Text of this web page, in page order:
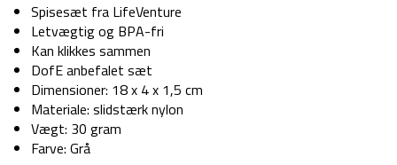
Spisesæt fra LifeVenture
Letvægtig og BPA-fri
Kan klikkes sammen
DofE anbefalet sæt
Dimensioner: 18 x 4 x 1,5 cm
Materiale: slidstærk nylon
Vægt: 30 gram
Farve: Grå